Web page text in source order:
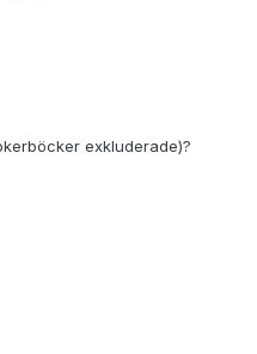
exkluderade)?